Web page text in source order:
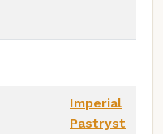
Imperial
Pastryst